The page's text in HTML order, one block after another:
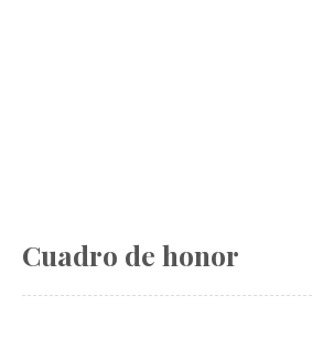
Cuadro de honor